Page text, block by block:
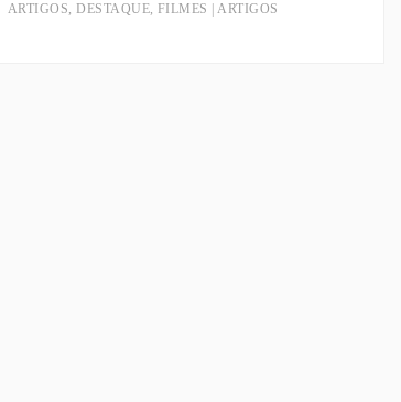
ARTIGOS,DESTAQUE, FILMES | ARTIGOS